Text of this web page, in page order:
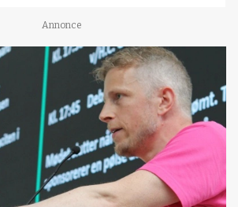
Annonce